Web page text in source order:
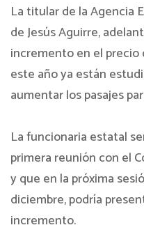
La titular de la Agencia
de Jesús Aguirre,
incremento en el
este año ya están
aumentar los pasajes
La funcionaria estatal
primera reunión con el
y que en la próxima
diciembre, podría
incremento.